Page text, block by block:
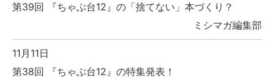
第39回 『ちゃぶ台12』の「捨てない」本づくり？
ミシマガ編集部
11月11日
第38回 『ちゃぶ台12』の特集発表！